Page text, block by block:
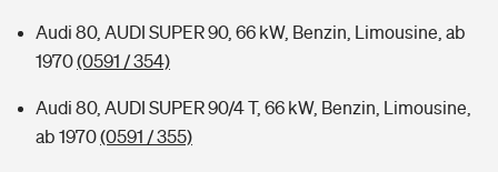
Audi 80, AUDI SUPER 90, 66 kW, Benzin, Limousine, ab
1970(0591 / 354)
Audi 80, AUDI SUPER 90/4 T, 66 kW, Benzin, Limousine,
ab 1970(0591 / 355)